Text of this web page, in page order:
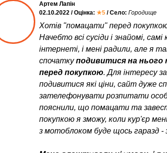
Хотів "помацати" перед
Начебто всі сусіди і знайомі,
інтернеті, і мені радили, але я
спочаткуподивитися на нього
перед покупкою. Для інтересу
подивитися які ціни, сайт дуже
зателефонувати розпитати
пояснили, що помацати та
покупкою я зможу, коли кур'єр
з мотоблоком буде щось гаразд -
Артем Лапін
02.10.2022 / Оцінка: ★5 / Село: Городище